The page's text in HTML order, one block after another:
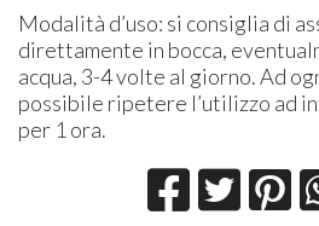
Modalità d’uso: si consiglia di
direttamente in bocca,
acqua, 3-4 volte al giorno. Ad
possibile ripetere l’utilizzo ad
per 1 ora.